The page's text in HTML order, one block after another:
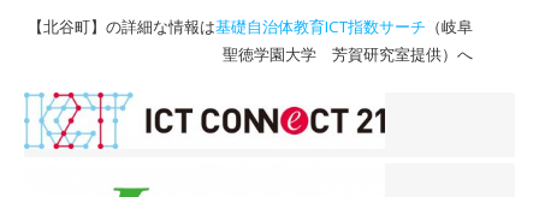
【北谷町】の詳細な情報は基礎自治体教育ICT指数サーチ （岐阜
聖徳学園大学 芳賀研究室提供）へ